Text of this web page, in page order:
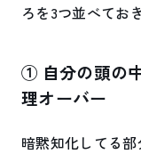
ろを3つ並べてお
① 自分の頭の
理オーバー
暗黙知化してる